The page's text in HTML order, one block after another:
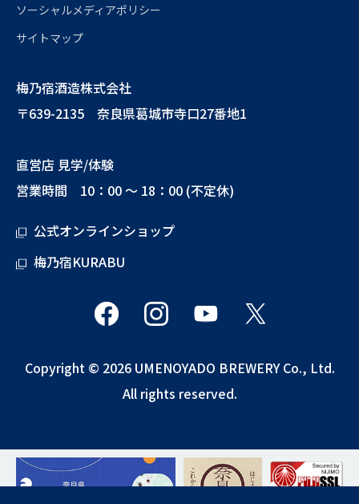
ソーシャルメディアポリシー
サイトマップ
梅乃宿酒造株式会社
〒639-2135 奈良県葛城市寺口27番地1
直営店 見学/体験
営業時間 10：00 ～ 18：00 (不定休)
公式オンラインショップ
梅乃宿KURABU
Copyright © 2026 UMENOYADO BREWERY Co., Ltd.
All rights reserved.